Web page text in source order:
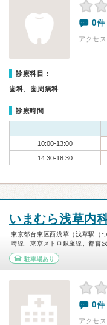
0件
アクセ
診療科目：
歯科、歯周病科
診療時間
10:00-13:00
14:30-18:30
いまむら浅草内
東京都台東区西浅草（浅草駅（
崎線、東京メトロ銀座線、都営浅
駐車場あり
0件
アクセ